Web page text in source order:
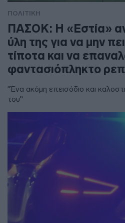
ΠΟΛΙΤΙΚΗ
ΠΑΣΟΚ: Η «Εστία»
ύλη της για να μην
τίποτα και να
φαντασιόπληκτο
"Ένα ακόμη επεισόδιο και
του"